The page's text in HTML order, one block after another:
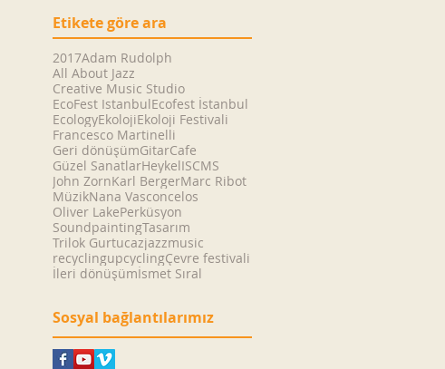
Etikete göre ara
2017Adam Rudolph
All About Jazz
Creative Music Studio
EcoFest IstanbulEcofest İstanbul
EcologyEkolojiEkoloji Festivali
Francesco Martinelli
Geri dönüşümGitarCafe
Güzel SanatlarHeykelISCMS
John ZornKarl BergerMarc Ribot
MüzikNana Vasconcelos
Oliver LakePerküsyon
SoundpaintingTasarım
Trilok Gurtucazjazzmusic
recyclingupcyclingÇevre festivali
İleri dönüşümİsmet Sıral
Sosyal bağlantılarımız